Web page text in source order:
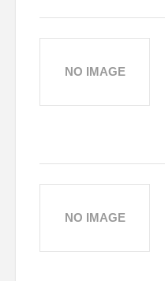
NO IMAGE
NO IMAGE